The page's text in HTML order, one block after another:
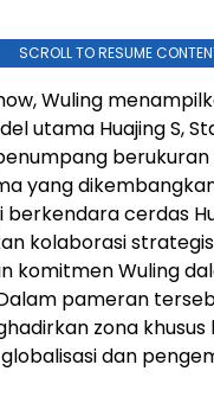
SCROLL TO RESUME
Wuling
utama Huajing S,
yang
cerdas
kolaborasi
komitmen Wuling
pameran
zona khusus
dan